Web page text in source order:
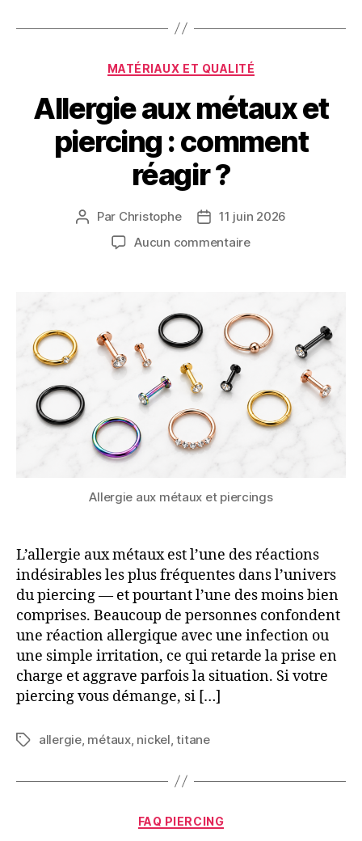
Catégories
MATÉRIAUX ET QUALITÉ
Allergie aux métaux et
piercing : comment
réagir ?
Auteur
l’article
Par Christophe
Date11 juin 2026
Aucun commentairesur
métaux
et
piercing
:
comment
?
Allergie aux métaux et piercings
L’allergie aux métaux est l’une des réactions
indésirables les plus fréquentes dans l’univers
du piercing — et pourtant l’une des moins bien
comprises. Beaucoup de personnes confondent
une réaction allergique avec une infection ou
une simple irritation, ce qui retarde la prise en
charge et aggrave parfois la situation. Si votre
piercing vous démange, si […]
Étiquettes
allergie, métaux, nickel,titane
Catégories
FAQ PIERCING